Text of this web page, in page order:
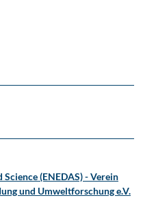
(ENEDAS) - Verein
und Umweltforschung e.V.